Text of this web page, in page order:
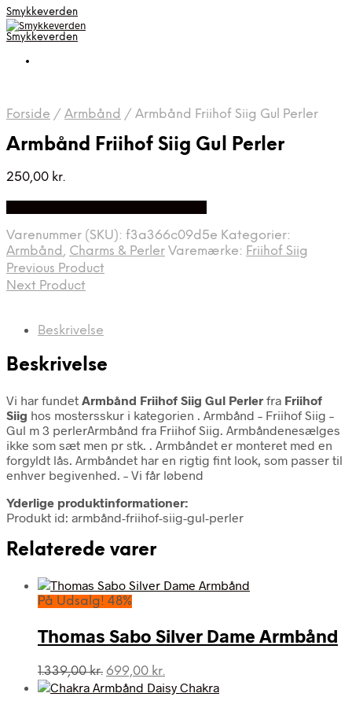
Smykkeverden
Smykkeverden
Forside / Armbånd / Armbånd Friihof Siig Gul Perler
Armbånd Friihof Siig Gul Perler
250,00 kr.
Varenummer (SKU): f3a366c09d5e Kategorier:
Armbånd, Charms & Perler Varemærke: Friihof Siig
Previous Product
Next Product
Beskrivelse
Beskrivelse
Vi har fundet Armbånd Friihof Siig Gul Perler fra Friihof
Siig hos mostersskur i kategorien . Armbånd – Friihof Siig –
Gul m 3 perlerArmbånd fra Friihof Siig. Armbåndenesælges
ikke som sæt men pr stk. . Armbåndet er monteret med en
forgyldt lås. Armbåndet har en rigtig fint look, som passer til
enhver begivenhed. – Vi får løbend
Yderlige produktinformationer:
Produkt id: armbånd-friihof-siig-gul-perler
Relaterede varer
På Udsalg! 48%
Thomas Sabo Silver Dame Armbånd
1.339,00kr. Den
oprindelige
699,00 kr.
aktuelle